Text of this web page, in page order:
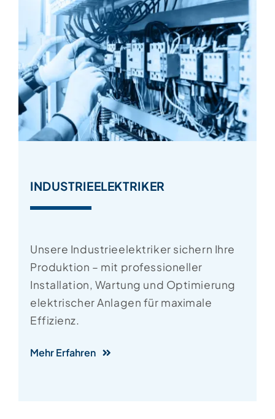
INDUSTRIEELEKTRIKER
Unsere Industrieelektriker sichern Ihre
Produktion – mit professioneller
Installation, Wartung und Optimierung
elektrischer Anlagen für maximale
Effizienz.
Mehr Erfahren